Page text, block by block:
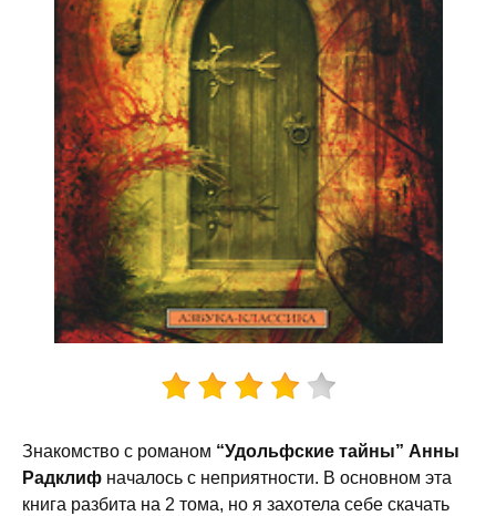
Знакомство с романом “Удольфские тайны” Анны
Радклиф началось с неприятности. В основном эта
книга разбита на 2 тома, но я захотела себе скачать